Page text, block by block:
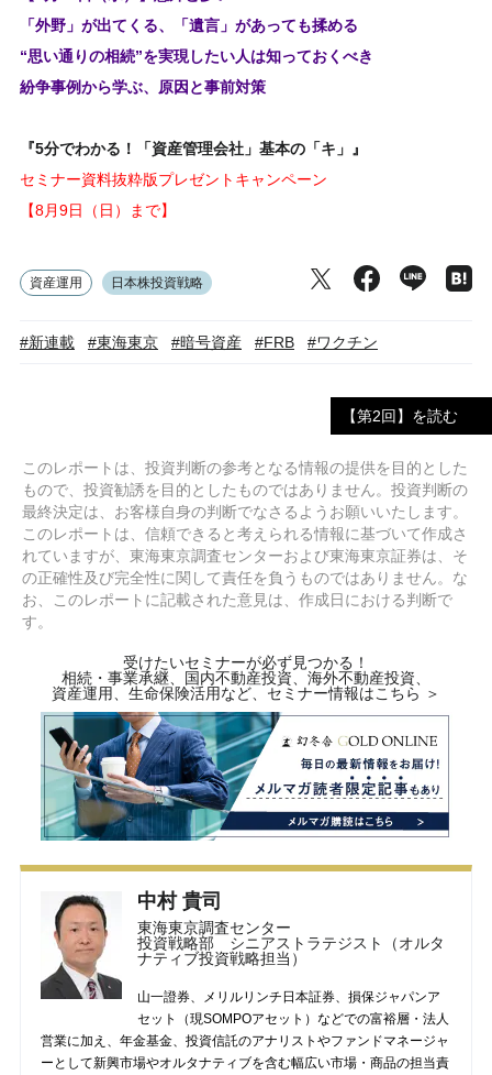
「外野」が出てくる、「遺言」があっても揉める
“思い通りの相続”を実現したい人は知っておくべき
紛争事例から学ぶ、原因と事前対策
『5分でわかる！「資産管理会社」基本の「キ」』
セミナー資料抜粋版プレゼントキャンペーン
【8月9日（日）まで】
資産運用 日本株投資戦略
#新連載 #東海東京 #暗号資産 #FRB #ワクチン
【第2回】を読む
このレポートは、投資判断の参考となる情報の提供を目的とした
もので、投資勧誘を目的としたものではありません。投資判断の
最終決定は、お客様自身の判断でなさるようお願いいたします。
このレポートは、信頼できると考えられる情報に基づいて作成さ
れていますが、東海東京調査センターおよび東海東京証券は、そ
の正確性及び完全性に関して責任を負うものではありません。な
お、このレポートに記載された意見は、作成日における判断で
す。
受けたいセミナーが必ず見つかる！
相続・事業承継、国内不動産投資、海外不動産投資、
資産運用、生命保険活用など、セミナー情報はこちら ＞
中村 貴司
東海東京調査センター
投資戦略部 シニアストラテジスト（オルタ
ナティブ投資戦略担当）
山一證券、メリルリンチ日本証券、損保ジャパンア
セット（現SOMPOアセット）などでの富裕層・法人
営業に加え、年金基金、投資信託のアナリストやファンドマネージャ
ーとして新興市場やオルタナティブを含む幅広い市場・商品の担当責